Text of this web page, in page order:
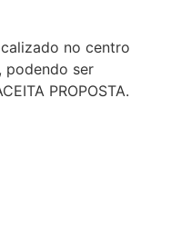
no centro
podendo ser
PROPOSTA.